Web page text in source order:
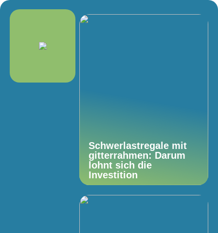
Schwerlastregale mit
gitterrahmen: Darum
lohnt sich die
Investition